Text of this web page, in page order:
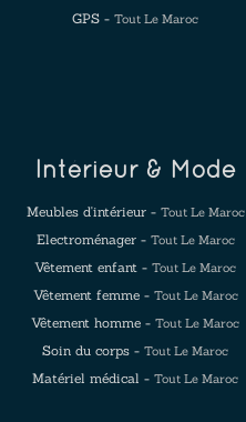
GPS - Tout Le Maroc
Intérieur & Mode
Meubles d'intérieur - Tout Le Maroc
Electroménager - Tout Le Maroc
Vêtement enfant - Tout Le Maroc
Vêtement femme - Tout Le Maroc
Vêtement homme - Tout Le Maroc
Soin du corps - Tout Le Maroc
Matériel médical - Tout Le Maroc